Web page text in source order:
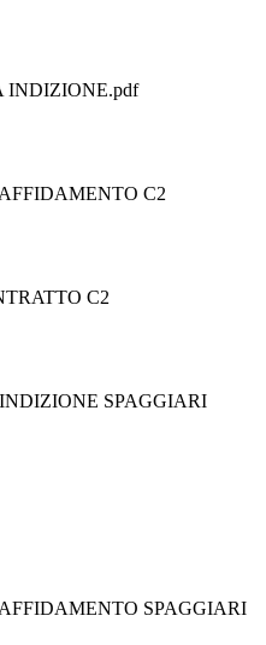
INDIZIONE.pdf
C2
C2
SPAGGIARI
SPAGGIARI